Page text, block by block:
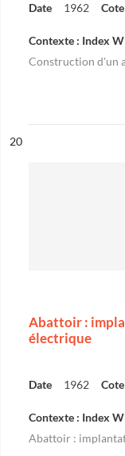
Date 1962 Cote
Contexte : Index W
Construction d'un
n°
20
Abattoir :
électrique
Date 1962 Cote
Contexte : Index W
Abattoir :